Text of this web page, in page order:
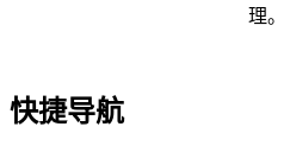
理。
快捷导航